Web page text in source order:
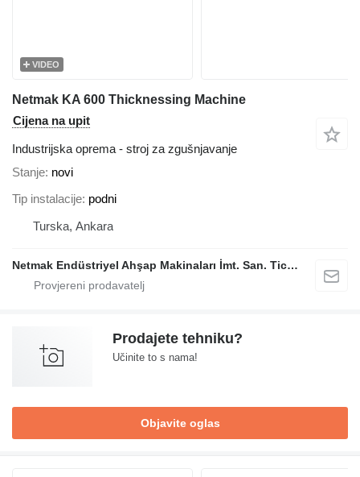
VIDEO
Netmak KA 600 Thicknessing Machine
Cijena na upit
Industrijska oprema - stroj za zgušnjavanje
Stanje novi
Tip instalacije podni
Turska, Ankara
Netmak Endüstriyel Ahşap Makinaları İmt. San. Tic. A.Ş.
Prodajete tehniku?
Učinite to s nama!
Objavite oglas